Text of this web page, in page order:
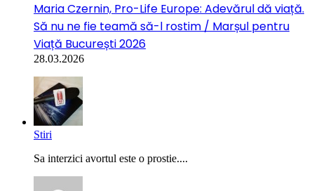
Maria Czernin, Pro-Life Europe: Adevărul dă viață.
Să nu ne fie teamă să-l rostim / Marșul pentru
Viață București 2026
28.03.2026
Stiri
Sa interzici avortul este o prostie....